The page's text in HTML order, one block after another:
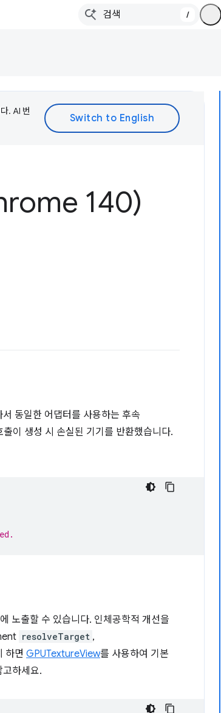
/
. AI 번
140)
동일한 어댑터를 사용하는 후속
이 생성 시 손실된 기기를 반환했습니다.
노출할 수 있습니다. 인체공학적 개선을
resolveTarget ,
하면 GPUTextureView를 사용하여 기본
고하세요.